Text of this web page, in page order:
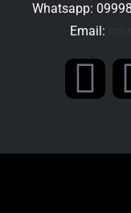
Whatsapp:
Email: